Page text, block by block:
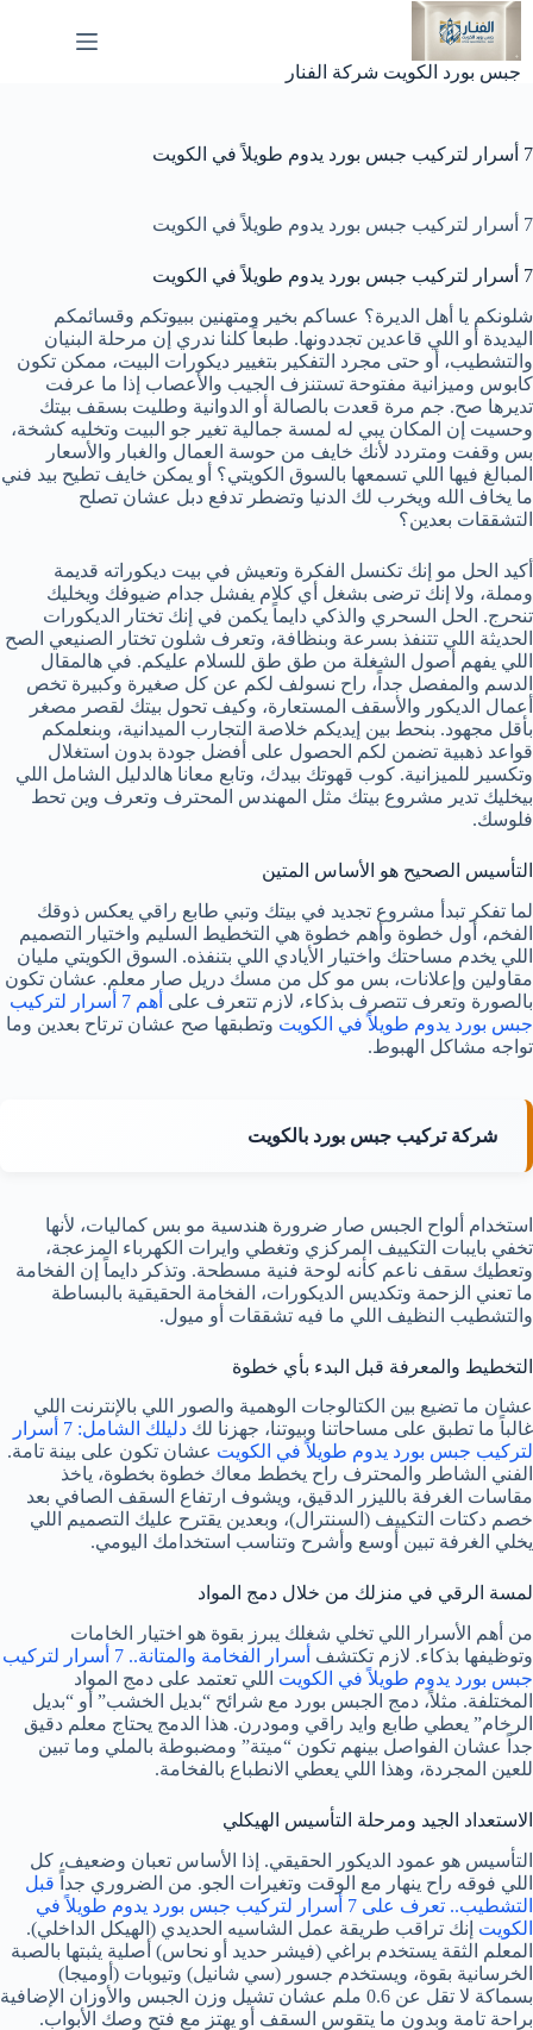
التجاوز
المحتوى
جبس بورد الكويت شركة الفنار
7 أسرار لتركيب جبس بورد يدوم طويلاً في الكويت
7 أسرار لتركيب جبس بورد يدوم طويلاً في الكويت
7 أسرار لتركيب جبس بورد يدوم طويلاً في الكويت
شلونكم يا أهل الديرة؟ عساكم بخير ومتهنين ببيوتكم وقسائمكم
اليديدة أو اللي قاعدين تجددونها. طبعاً كلنا ندري إن مرحلة البنيان
والتشطيب، أو حتى مجرد التفكير بتغيير ديكورات البيت، ممكن تكون
كابوس وميزانية مفتوحة تستنزف الجيب والأعصاب إذا ما عرفت
تديرها صح. جم مرة قعدت بالصالة أو الدوانية وطليت بسقف بيتك
وحسيت إن المكان يبي له لمسة جمالية تغير جو البيت وتخليه كشخة،
بس وقفت ومتردد لأنك خايف من حوسة العمال والغبار والأسعار
المبالغ فيها اللي تسمعها بالسوق الكويتي؟ أو يمكن خايف تطيح بيد فني
ما يخاف الله ويخرب لك الدنيا وتضطر تدفع دبل عشان تصلح
التشققات بعدين؟
أكيد الحل مو إنك تكنسل الفكرة وتعيش في بيت ديكوراته قديمة
ومملة، ولا إنك ترضى بشغل أي كلام يفشل جدام ضيوفك ويخليك
تنحرج. الحل السحري والذكي دايماً يكمن في إنك تختار الديكورات
الحديثة اللي تتنفذ بسرعة وبنظافة، وتعرف شلون تختار الصنيعي الصح
اللي يفهم أصول الشغلة من طق طق للسلام عليكم. في هالمقال
الدسم والمفصل جداً، راح نسولف لكم عن كل صغيرة وكبيرة تخص
أعمال الديكور والأسقف المستعارة، وكيف تحول بيتك لقصر مصغر
بأقل مجهود. بنحط بين إيديكم خلاصة التجارب الميدانية، وبنعلمكم
قواعد ذهبية تضمن لكم الحصول على أفضل جودة بدون استغلال
وتكسير للميزانية. كوب قهوتك بيدك، وتابع معانا هالدليل الشامل اللي
بيخليك تدير مشروع بيتك مثل المهندس المحترف وتعرف وين تحط
فلوسك.
التأسيس الصحيح هو الأساس المتين
لما تفكر تبدأ مشروع تجديد في بيتك وتبي طابع راقي يعكس ذوقك
الفخم، أول خطوة وأهم خطوة هي التخطيط السليم واختيار التصميم
اللي يخدم مساحتك واختيار الأيادي اللي بتنفذه. السوق الكويتي مليان
مقاولين وإعلانات، بس مو كل من مسك دريل صار معلم. عشان تكون
بالصورة وتعرف تتصرف بذكاء، لازم تتعرف على
أهم 7 أسرار لتركيب
جبس بورد يدوم طويلاً في الكويت وتطبقها صح عشان ترتاح بعدين وما
تواجه مشاكل الهبوط.
شركة تركيب جبس بورد بالكويت
استخدام ألواح الجبس صار ضرورة هندسية مو بس كماليات، لأنها
تخفي بايبات التكييف المركزي وتغطي وايرات الكهرباء المزعجة،
وتعطيك سقف ناعم كأنه لوحة فنية مسطحة. وتذكر دايماً إن الفخامة
ما تعني الزحمة وتكديس الديكورات، الفخامة الحقيقية بالبساطة
والتشطيب النظيف اللي ما فيه تشققات أو ميول.
التخطيط والمعرفة قبل البدء بأي خطوة
عشان ما تضيع بين الكتالوجات الوهمية والصور اللي بالإنترنت اللي
غالباً ما تطبق على مساحاتنا وبيوتنا، جهزنا لك
دليلك الشامل: 7 أسرار
لتركيب جبس بورد يدوم طويلاً في الكويت عشان تكون على بينة تامة.
الفني الشاطر والمحترف راح يخطط معاك خطوة بخطوة، ياخذ
مقاسات الغرفة بالليزر الدقيق، ويشوف ارتفاع السقف الصافي بعد
خصم دكتات التكييف (السنترال)، وبعدين يقترح عليك التصميم اللي
يخلي الغرفة تبين أوسع وأشرح وتناسب استخدامك اليومي.
لمسة الرقي في منزلك من خلال دمج المواد
من أهم الأسرار اللي تخلي شغلك يبرز بقوة هو اختيار الخامات
وتوظيفها بذكاء. لازم تكتشف
أسرار الفخامة والمتانة.. 7 أسرار لتركيب
جبس بورد يدوم طويلاً في الكويت اللي تعتمد على دمج المواد
المختلفة. مثلاً، دمج الجبس بورد مع شرائح “بديل الخشب” أو “بديل
الرخام” يعطي طابع وايد راقي ومودرن. هذا الدمج يحتاج معلم دقيق
جداً عشان الفواصل بينهم تكون “ميتة” ومضبوطة بالملي وما تبين
للعين المجردة، وهذا اللي يعطي الانطباع بالفخامة.
الاستعداد الجيد ومرحلة التأسيس الهيكلي
التأسيس هو عمود الديكور الحقيقي. إذا الأساس تعبان وضعيف، كل
اللي فوقه راح ينهار مع الوقت وتغيرات الجو. من الضروري جداً قبل
التشطيب.. تعرف على 7 أسرار لتركيب جبس بورد يدوم طويلاً في
الكويت إنك تراقب طريقة عمل الشاسيه الحديدي (الهيكل الداخلي).
المعلم الثقة يستخدم براغي (فيشر حديد أو نحاس) أصلية يثبتها بالصبة
الخرسانية بقوة، ويستخدم جسور (سي شانيل) وتيوبات (أوميجا)
بسماكة لا تقل عن 0.6 ملم عشان تشيل وزن الجبس والأوزان الإضافية
براحة تامة وبدون ما يتقوس السقف أو يهتز مع فتح وصك الأبواب.